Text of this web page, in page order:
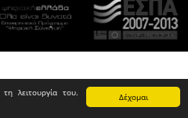
Δέχομαι
λειτουργία του.